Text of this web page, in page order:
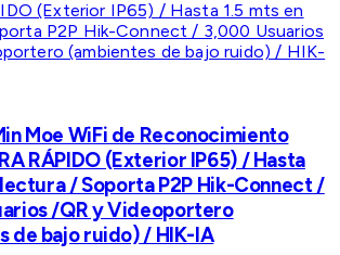
Moe WiFi de Reconocimiento
RÁPIDO (Exterior IP65) / Hasta
lectura / Soporta P2P Hik-Connect /
/QR y Videoportero
de bajo ruido) / HIK-IA